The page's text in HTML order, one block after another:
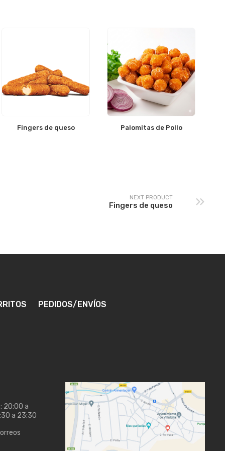
Fingers de queso Palomitas de Pollo
NEXT PRODUCT
Fingers de queso
PEDIDOS/ENVÍOS
20:00 a
a 23:30